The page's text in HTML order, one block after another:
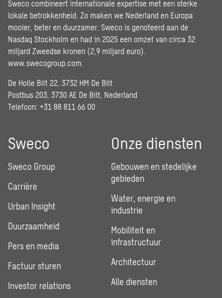
Sweco combineert internationale expertise met een sterke
lokale betrokkenheid. Zo maken we Nederland en Europa
mooier, beter en duurzamer. Sweco is genoteerd aan de
Nasdaq Stockholm en had in 2025 een omzet van circa 32
miljard Zweedse kronen (2,9 miljard euro).
www.swecogroup.com
De Holle Bilt 22, 3732 HM De Bilt
Postbus 203, 3730 AE De Bilt, Nederland
Telefoon: +31 88 811 66 00
Sweco
Sweco Group
Carrière
Urban Insight
Duurzaamheid
Pers en media
Factuur sturen
Investor relations
Onze diensten
Gebouwen en stedelijke
gebieden
Water, energie en
industrie
Mobiliteit en
infrastructuur
Architectuur
Alle diensten